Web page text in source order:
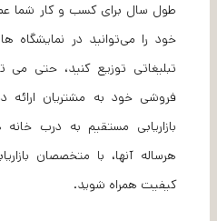
طول سال برای کسب و کار شما
خود را می‌توانید در
تبلیغاتی توزیع کنید، حتی
فروشی خود به مشتریان ارائه
بازاریابی مستقیم به درب
کیفیت همراه شوید.